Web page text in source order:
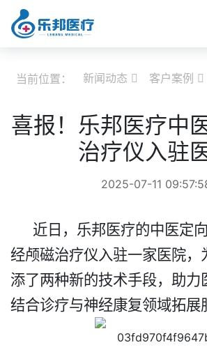
当前位置： 新闻动态  客户案例 
喜报！乐邦医疗中
治疗仪入驻
2025-07-11
近日，乐邦医疗的中医定
经颅磁治疗仪入驻一家医院，
添了两种新的技术手段，助力
结合诊疗与神经康复领域拓展